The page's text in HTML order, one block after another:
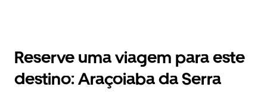
o
e
Reserve uma viagem para este
destino: Araçoiaba da Serra